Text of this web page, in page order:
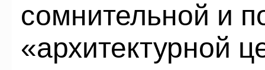
сомнительной и
«архитектурной